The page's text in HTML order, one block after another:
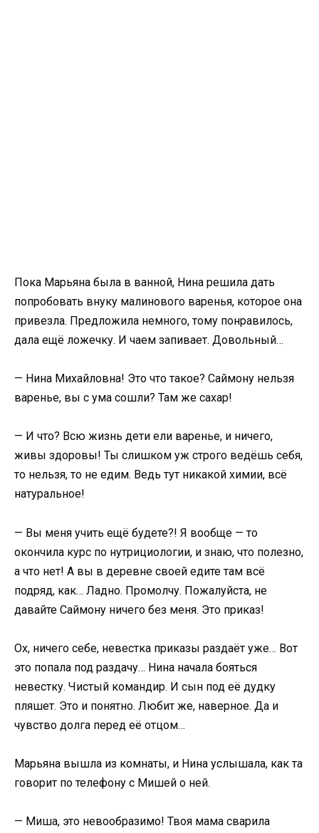
Пока Марьяна была в ванной, Нина решила дать
попробовать внуку малинового варенья, которое она
привезла. Предложила немного, тому понравилось,
дала ещё ложечку. И чаем запивает. Довольный…
— Нина Михайловна! Это что такое? Саймону нельзя
варенье, вы с ума сошли? Там же сахар!
— И что? Всю жизнь дети ели варенье, и ничего,
живы здоровы! Ты слишком уж строго ведёшь себя,
то нельзя, то не едим. Ведь тут никакой химии, всё
натуральное!
— Вы меня учить ещё будете?! Я вообще — то
окончила курс по нутрициологии, и знаю, что полезно,
а что нет! А вы в деревне своей едите там всё
подряд, как… Ладно. Промолчу. Пожалуйста, не
давайте Саймону ничего без меня. Это приказ!
Ох, ничего себе, невестка приказы раздаёт уже… Вот
это попала под раздачу… Нина начала бояться
невестку. Чистый командир. И сын под её дудку
пляшет. Это и понятно. Любит же, наверное. Да и
чувство долга перед её отцом…
Марьяна вышла из комнаты, и Нина услышала, как та
говорит по телефону с Мишей о ней.
— Миша, это невообразимо! Твоя мама сварила